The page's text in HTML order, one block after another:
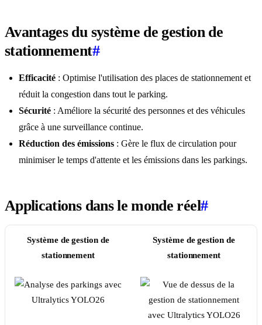
Avantages du système de gestion de
stationnement#
Efficacité : Optimise l'utilisation des places de stationnement et
réduit la congestion dans tout le parking.
Sécurité : Améliore la sécurité des personnes et des véhicules
grâce à une surveillance continue.
Réduction des émissions : Gère le flux de circulation pour
minimiser le temps d'attente et les émissions dans les parkings.
Applications dans le monde réel#
Système de gestion de
stationnement
Système de gestion de
stationnement